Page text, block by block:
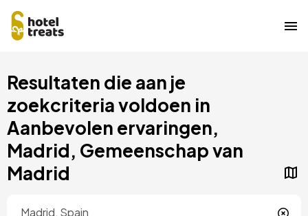
naar
hoofdinhoud
Resultaten die aan je
zoekcriteria voldoen in
Aanbevolen ervaringen,
Madrid, Gemeenschap van
Madrid